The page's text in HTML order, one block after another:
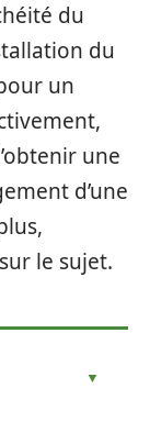
du
du
un
une
d’une
le sujet.